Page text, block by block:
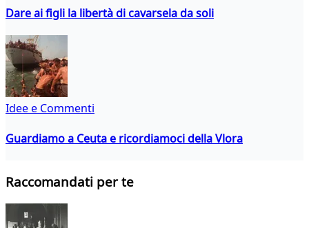
Dare ai figli la libertà di cavarsela da soli
Idee e Commenti
Guardiamo a Ceuta e ricordiamoci della Vlora
Raccomandati per te